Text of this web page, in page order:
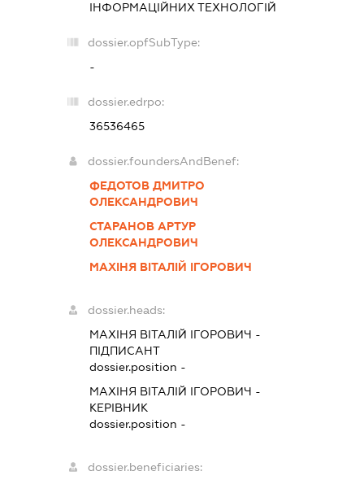
ІНФОРМАЦІЙНИХ ТЕХНОЛОГІЙ
dossier.opfSubType:
-
dossier.edrpo:
36536465
dossier.foundersAndBenef:
ФЕДОТОВ ДМИТРО
ОЛЕКСАНДРОВИЧ
СТАРАНОВ АРТУР
ОЛЕКСАНДРОВИЧ
МАХІНЯ ВІТАЛІЙ ІГОРОВИЧ
dossier.heads:
МАХІНЯ ВІТАЛІЙ ІГОРОВИЧ -
ПІДПИСАНТ
dossier.position -
МАХІНЯ ВІТАЛІЙ ІГОРОВИЧ -
КЕРІВНИК
dossier.position -
dossier.beneficiaries: